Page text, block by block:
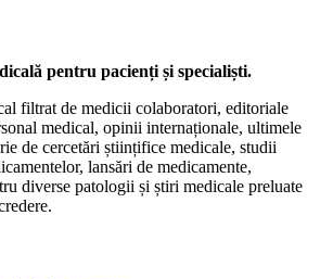
pentru pacienți și specialiști.
filtrat de medicii colaboratori, editoriale
medical, opinii internaționale, ultimele
de cercetări științifice medicale, studii
lansări de medicamente,
diverse patologii și știri medicale preluate